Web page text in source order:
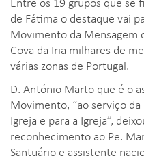
de Fátima o destaque vai
Movimento da Mensagem
Cova da Iria milhares de
várias zonas de Portugal.
D. António Marto que é o
Movimento, “ao serviço
Igreja e para a Igreja”,
reconhecimento ao Pe.
Santuário e assistente